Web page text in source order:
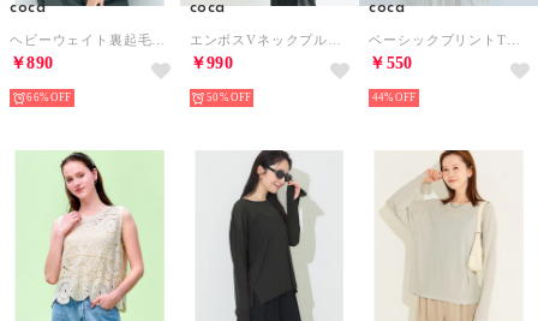
coca
￥890
66%
coca
￥990
50%
coca
￥550
44%